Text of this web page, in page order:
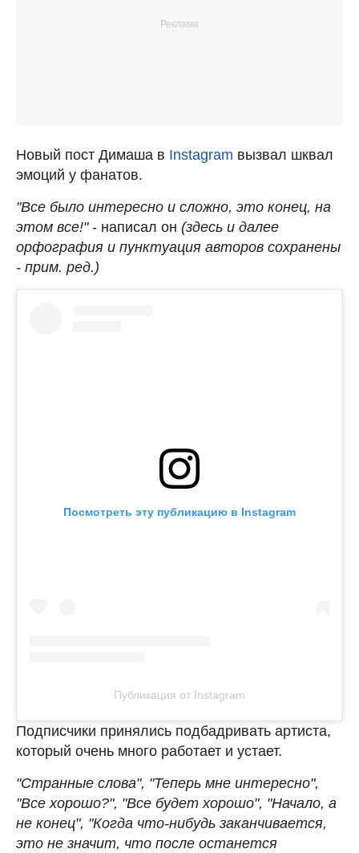
Новый пост Димаша в Instagram вызвал шквал
эмоций у фанатов.
"Все было интересно и сложно, это конец, на
этом все!" - написал он (здесь и далее
орфография и пунктуация авторов сохранены
- прим. ред.)
Посмотреть эту публикацию в Instagram
Публикация от Instagram
Подписчики принялись подбадривать артиста,
который очень много работает и устает.
"Странные слова", "Теперь мне интересно",
"Все хорошо?", "Все будет хорошо", "Начало, а
не конец", "Когда что-нибудь заканчивается,
это не значит, что после останется